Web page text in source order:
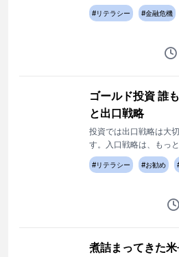
が大事です。
#リテラシー #金融危機
ゴールド投資 誰
と出口戦略
投資では出口戦略は大
す。入口戦略は、もっ
端に少ないので入口戦
んでした。
#リテラシー #お勧め
煮詰まってきた